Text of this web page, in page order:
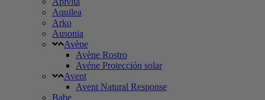
Aquilea
Arko
Ausonia
Avène
Avène Rostro
Avéne Protección solar
Avent
Avent Natural Response
Babe